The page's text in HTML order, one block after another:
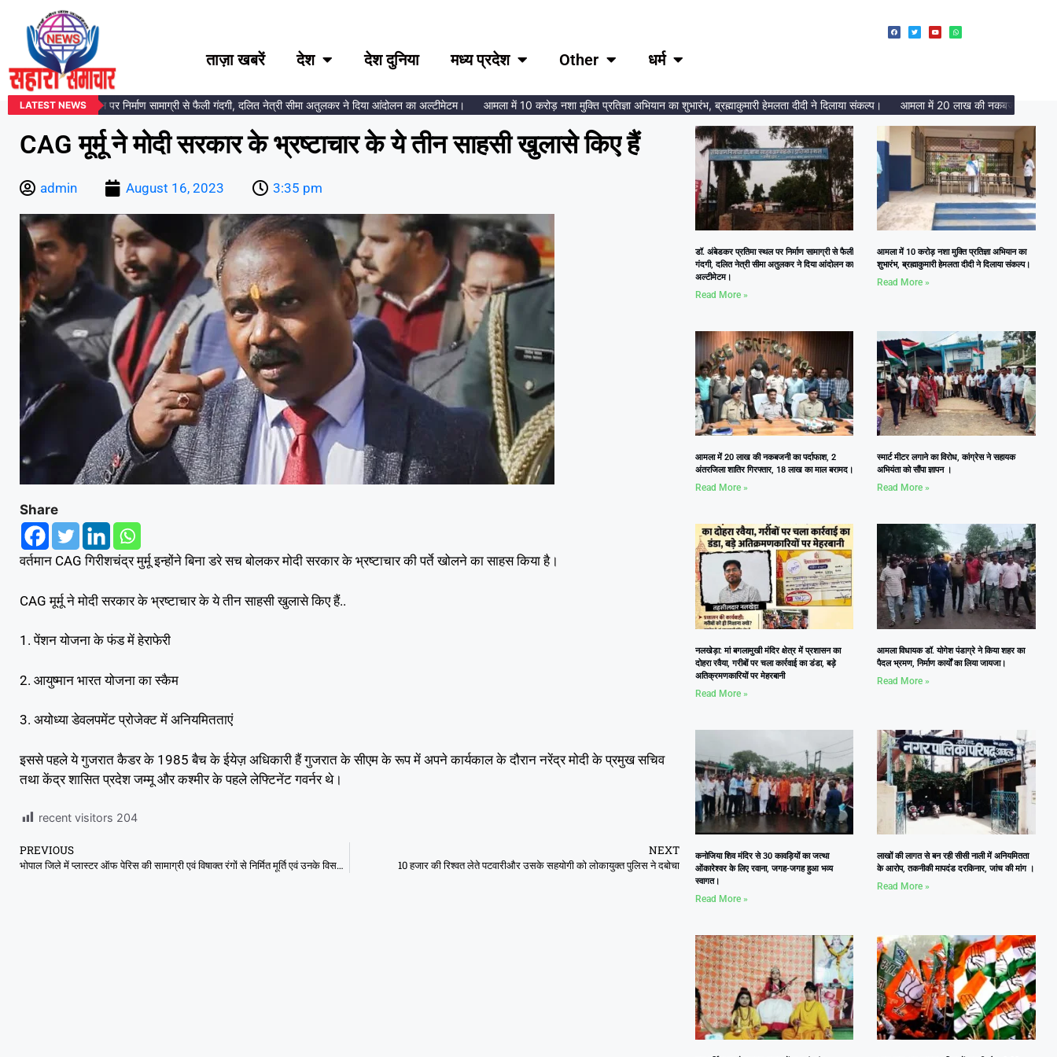
ताज़ा खबरें देश देश दुनिया मध्य प्रदेश Other धर्म
LATEST NEWS
प्रतिमा स्थल पर निर्माण सामाग्री से फैली गंदगी, दलित नेत्री सीमा अतुलकर ने दिया आंदोलन का अल्टीमेटम। आमला में 10 करोड़ नशा मुक्ति प्रतिज्ञा अभियान का शुभारंभ, ब्रह्माकुमारी हेमलता दीदी ने दिलाया संकल्प। आमला में 20 लाख की नकबजनी का
CAG मूर्मू ने मोदी सरकार के भ्रष्टाचार के ये तीन साहसी खुलासे किए हैं
admin August 16, 2023 3:35 pm
Share
वर्तमान CAG गिरीशचंद्र मुर्मू इन्होंने बिना डरे सच बोलकर मोदी सरकार के भ्रष्टाचार की पर्ते खोलने का साहस किया है।
CAG मूर्मू ने मोदी सरकार के भ्रष्टाचार के ये तीन साहसी खुलासे किए हैं..
1. पेंशन योजना के फंड में हेराफेरी
2. आयुष्मान भारत योजना का स्कैम
3. अयोध्या डेवलपमेंट प्रोजेक्ट में अनियमितताएं
इससे पहले ये गुजरात कैडर के 1985 बैच के ईयेज़ अधिकारी हैं गुजरात के सीएम के रूप में अपने कार्यकाल के दौरान नरेंद्र मोदी के प्रमुख सचिव
तथा केंद्र शासित प्रदेश जम्मू और कश्मीर के पहले लेफ्टिनेंट गवर्नर थे।
recent visitors 204
PREVIOUS
भोपाल जिले में प्लास्टर ऑफ पेरिस की सामाग्री एवं विषाक्त रंगों से निर्मित मूर्ति एवं उनके विसर्जन से होने वाले प्रदूषण की रोकथाम के लिए प्रतिबंधt
NEXT
10 हजार की रिश्वत लेते पटवारीऔर उसके सहयोगी को लोकायुक्त पुलिस ने दबोचा
डॉ. अंबेडकर प्रतिमा स्थल पर निर्माण सामाग्री से फैली
गंदगी, दलित नेत्री सीमा अतुलकर ने दिया आंदोलन का
अल्टीमेटम।
Read More »
आमला में 10 करोड़ नशा मुक्ति प्रतिज्ञा अभियान का
शुभारंभ, ब्रह्माकुमारी हेमलता दीदी ने दिलाया संकल्प।
Read More »
आमला में 20 लाख की नकबजनी का पर्दाफाश, 2
अंतरजिला शातिर गिरफ्तार, 18 लाख का माल बरामद।
Read More »
स्मार्ट मीटर लगाने का विरोध, कांग्रेस ने सहायक
अभियंता को सौंपा ज्ञापन ।
Read More »
नलखेड़ा: मां बगलामुखी मंदिर क्षेत्र में प्रशासन का
दोहरा रवैया, गरीबों पर चला कार्रवाई का डंडा, बड़े
अतिक्रमणकारियों पर मेहरबानी
Read More »
आमला विधायक डॉ. योगेश पंडाग्रे ने किया शहर का
पैदल भ्रमण, निर्माण कार्यों का लिया जायजा।
Read More »
कनोजिया शिव मंदिर से 30 कावड़ियों का जत्था
ओंकारेश्वर के लिए रवाना, जगह-जगह हुआ भव्य
स्वागत।
Read More »
लाखों की लागत से बन रही सीसी नाली में अनियमितता
के आरोप, तकनीकी मापदंड दरकिनार, जांच की मांग ।
Read More »